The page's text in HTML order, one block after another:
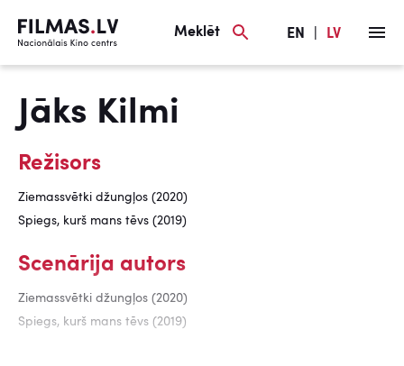
Meklēt EN LV
Jāks Kilmi
Režisors
Ziemassvētki džungļos (2020)
Spiegs, kurš mans tēvs (2019)
Scenārija autors
Ziemassvētki džungļos (2020)
Spiegs, kurš mans tēvs (2019)